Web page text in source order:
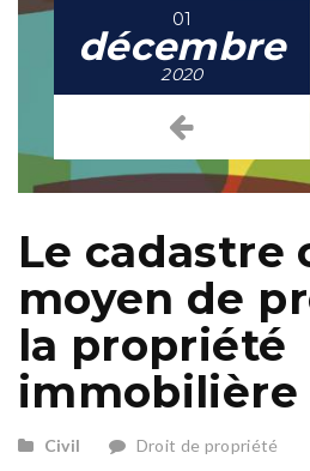
01
décembre
2020
Le cadastre
moyen de
la propriété
immobilière
Civil Droit de propriété